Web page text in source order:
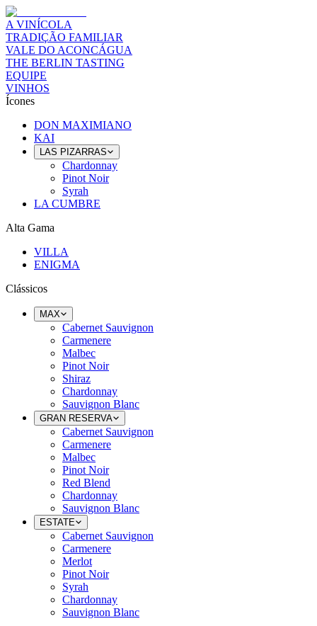
A VINÍCOLA
TRADIÇÃO FAMILIAR
VALE DO ACONCÁGUA
THE BERLIN TASTING
EQUIPE
VINHOS
Ícones
DON MAXIMIANO
KAI
LAS PIZARRAS
Chardonnay
Pinot Noir
Syrah
LA CUMBRE
Alta Gama
VILLA
ENIGMA
Clássicos
MAX
Cabernet Sauvignon
Carmenere
Malbec
Pinot Noir
Shiraz
Chardonnay
Sauvignon Blanc
GRAN RESERVA
Cabernet Sauvignon
Carmenere
Malbec
Pinot Noir
Red Blend
Chardonnay
Sauvignon Blanc
ESTATE
Cabernet Sauvignon
Carmenere
Merlot
Pinot Noir
Syrah
Chardonnay
Sauvignon Blanc